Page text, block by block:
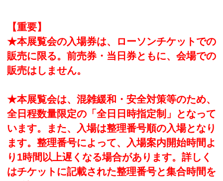
【重要】
★本展覧会の入場券は、ローソンチケットでの
販売に限る。前売券・当日券ともに、会場での
販売はしません。
★本展覧会は、混雑緩和・安全対策等のため、
全日程数量限定の「全日日時指定制」となって
います。また、入場は整理番号順の入場となり
ます。整理番号によって、入場案内開始時間よ
り1時間以上遅くなる場合があります。詳しく
はチケットに記載された整理番号と集合時間を